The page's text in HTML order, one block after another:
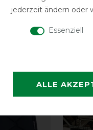
jederzeit ändern oder
Essenziell
ALLE